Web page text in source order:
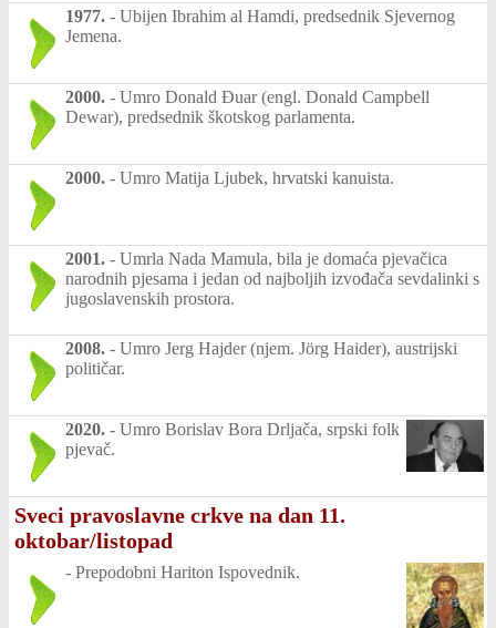
1977. - Ubijen Ibrahim al Hamdi, predsednik Sjevernog
Jemena.
2000. - Umro Donald Đuar (engl. Donald Campbell
Dewar), predsednik škotskog parlamenta.
2000. - Umro Matija Ljubek, hrvatski kanuista.
2001. - Umrla Nada Mamula, bila je domaća pjevačica
narodnih pjesama i jedan od najboljih izvođača sevdalinki s
jugoslavenskih prostora.
2008. - Umro Jerg Hajder (njem. Jörg Haider), austrijski
političar.
2020. - Umro Borislav Bora Drljača, srpski folk
pjevač.
Sveci pravoslavne crkve na dan 11.
oktobar/listopad
- Prepodobni Hariton Ispovednik.